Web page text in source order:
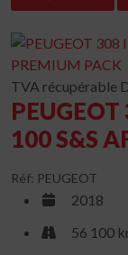
TVA récupérable
100 S&S
Réf: PEUGEOT
2018
56 100